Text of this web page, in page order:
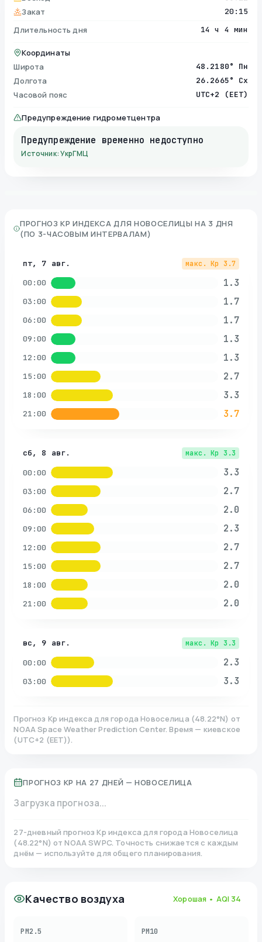
Закат 20:15
Длительность дня 14 ч 4 мин
Координаты
Широта
48.2180° Пн
Долгота 26.2665° Сх
Часовой пояс UTC+2 (EET)
Предупреждение гидрометцентра
Предупреждение временно недоступно
Источник: УкрГМЦ
ПРОГНОЗ KP ИНДЕКСА ДЛЯ НОВОСЕЛИЦЫ НА 3 ДНЯ
(ПО 3-ЧАСОВЫМ ИНТЕРВАЛАМ)
пт, 7 авг. макс. Kp 3.7
00:00 1.3
03:00 1.7
06:00 1.7
09:00 1.3
12:00 1.3
15:00 2.7
18:00 3.3
21:00 3.7
сб, 8 авг. макс. Kp 3.3
00:00 3.3
03:00 2.7
06:00 2.0
09:00 2.3
12:00 2.7
15:00 2.7
18:00 2.0
21:00 2.0
вс, 9 авг. макс. Kp 3.3
00:00 2.3
03:00 3.3
Прогноз Kp индекса для города Новоселица (48.22°N) от
NOAA Space Weather Prediction Center. Время — киевское
(UTC+2 (EET)).
ПРОГНОЗ KP НА 27 ДНЕЙ — НОВОСЕЛИЦА
Загрузка прогноза...
27-дневный прогноз Kp индекса для города Новоселица
(48.22°N)от NOAA SWPC. Точность снижается с каждым
днём — используйте для общего планирования.
Качество воздуха Хорошая • AQI 34
PM2.5 PM10